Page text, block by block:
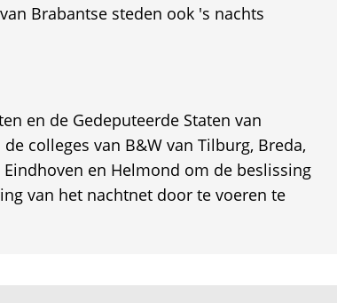
Brabantse steden ook 's nachts
en de Gedeputeerde Staten van
colleges van B&W van Tilburg, Breda,
en Helmond om de beslissing
van het nachtnet door te voeren te